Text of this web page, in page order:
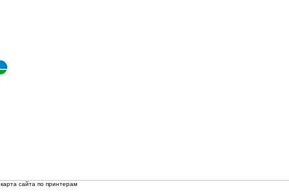
карта сайта по принтерам